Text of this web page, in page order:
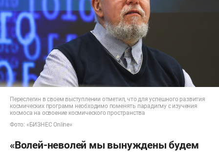
Переслегин в своем выступлении отметил, что для успешного развития
космических программ необходимо поменять парадигму с изучения
космоса на освоение космического пространства
Фото: «БИЗНЕС Online»
«Волей-неволей мы вынуждены будем